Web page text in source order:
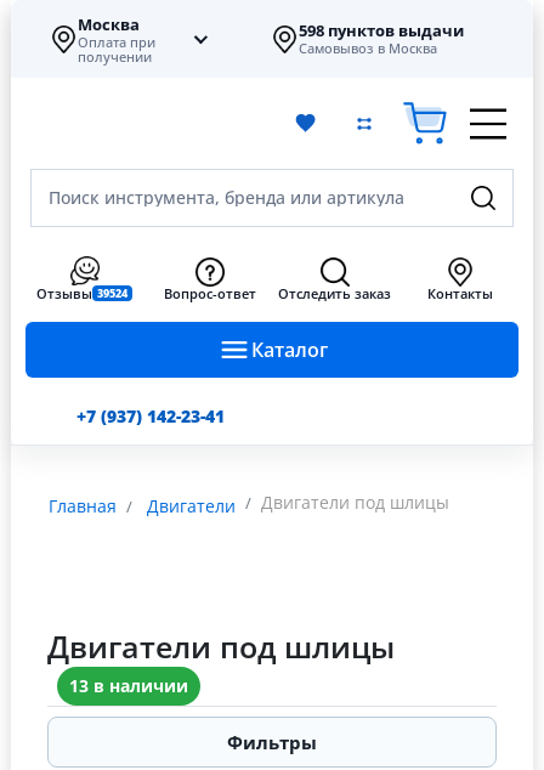
Москва
Оплата при
получении
598 пунктов выдачи
Самовывоз в Москва
Поиск инструмента, бренда или артикула
Каталог
Отзывы 39524 Вопрос-ответ Отследить заказ Контакты
+7 (937) 142-23-41
Главная Двигатели Двигатели под шлицы
Двигатели под шлицы
13 в наличии
Фильтры